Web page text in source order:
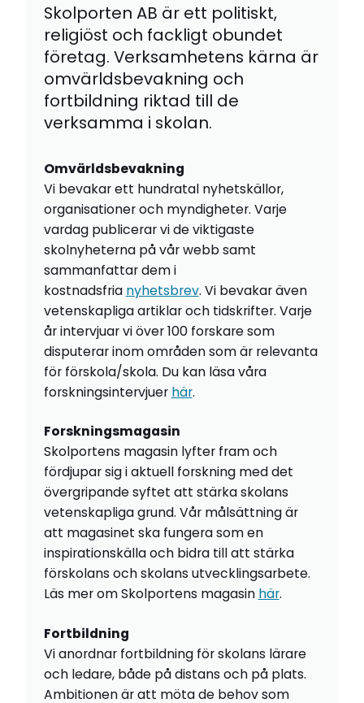
Skolporten AB är ett politiskt,
religiöst och fackligt obundet
företag. Verksamhetens kärna är
omvärldsbevakning och
fortbildning riktad till de
verksamma i skolan.
Omvärldsbevakning
Vi bevakar ett hundratal nyhetskällor,
organisationer och myndigheter. Varje
vardag publicerar vi de viktigaste
skolnyheterna på vår webb samt
sammanfattar dem i
kostnadsfria nyhetsbrev. Vi bevakar även
vetenskapliga artiklar och tidskrifter. Varje
år intervjuar vi över 100 forskare som
disputerar inom områden som är relevanta
för förskola/skola. Du kan läsa våra
forskningsintervjuer här.
Forskningsmagasin
Skolportens magasin lyfter fram och
fördjupar sig i aktuell forskning med det
övergripande syftet att stärka skolans
vetenskapliga grund. Vår målsättning är
att magasinet ska fungera som en
inspirationskälla och bidra till att stärka
förskolans och skolans utvecklingsarbete.
Läs mer om Skolportens magasin här.
Fortbildning
Vi anordnar fortbildning för skolans lärare
och ledare, både på distans och på plats.
Ambitionen är att möta de behov som